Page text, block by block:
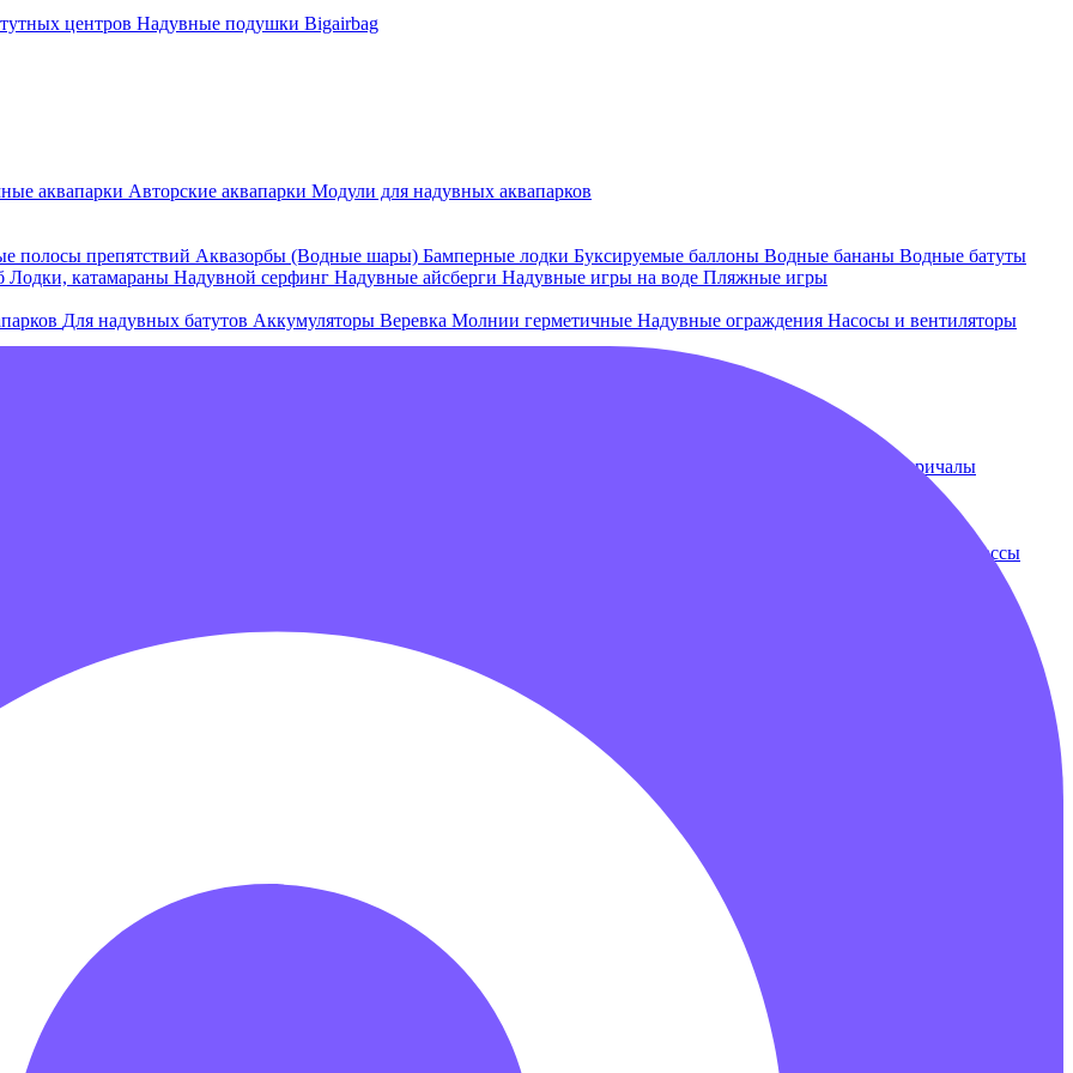
центров Надувные подушки Bigairbag
аквапарки Авторские аквапарки Модули для надувных аквапарков
полосы препятствий Аквазорбы (Водные шары) Бамперные лодки Буксируемые баллоны Водные бананы Водные батуты
Лодки, катамараны Надувной серфинг Надувные айсберги Надувные игры на воде Пляжные игры
Для надувных батутов Аккумуляторы Веревка Молнии герметичные Надувные ограждения Насосы и вентиляторы
Понтоны и причалы
Надувные трассы